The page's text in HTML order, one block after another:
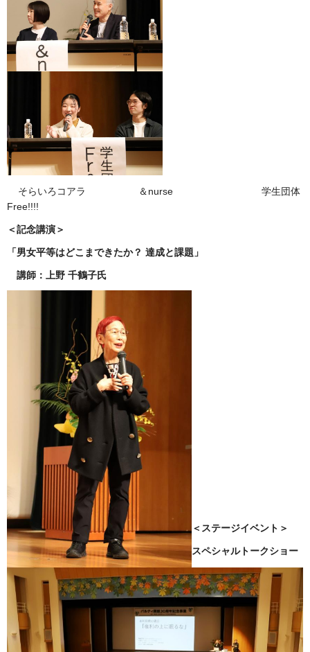
そらいろコアラ ＆nurse 学生団体
Free!!!!
＜記念講演＞
「男女平等はどこまできたか？ 達成と課題」
講師：上野 千鶴子氏
＜ステージイベント＞
スペシャルトークショー